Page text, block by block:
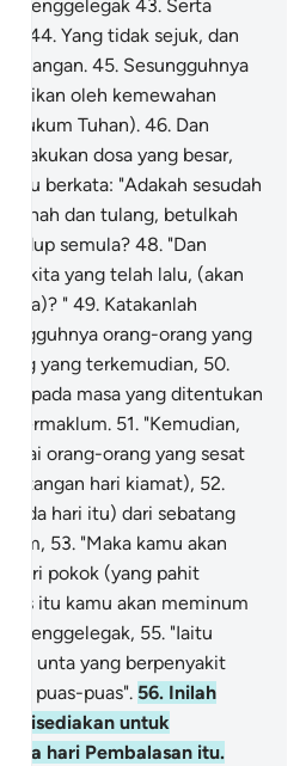
menggelegak 43. Serta
44. Yang tidak sejuk, dan
45. Sesungguhnya
oleh kemewahan
hukum Tuhan). 46. Dan
dosa yang besar,
berkata: "Adakah sesudah
tanah dan tulang, betulkah
hidup semula? 48. "Dan
kita yang telah lalu, (akan
" 49. Katakanlah
orang-orang yang
yang terkemudian, 50.
pada masa yang ditentukan
termaklum. 51. "Kemudian,
orang-orang yang sesat
hari kiamat), 52.
hari itu) dari sebatang
53. "Maka kamu akan
dari pokok (yang pahit
itu kamu akan meminum
menggelegak, 55. "Iaitu
unta yang berpenyakit
puas-puas". 56. Inilah
disediakan untuk
hari Pembalasan itu.